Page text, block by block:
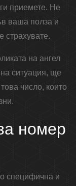
приемете. Не
ваша полза и
страхувате.
на ангел
ситуация, ще
число, които
номер
специфична и